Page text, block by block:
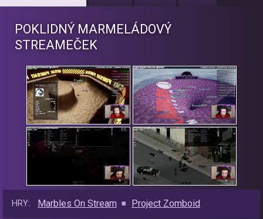
POKLIDNÝ MARMELÁDOVÝ
STREAMEČEK
HRY: Marbles On Stream Project Zomboid